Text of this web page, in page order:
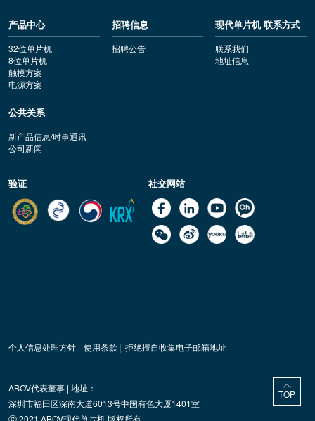
TOP
产品中心
32位单片机
8位单片机
触摸方案
电源方案
招聘信息
招聘公告
现代单片机 联系方式
联系我们
地址信息
公共关系
新产品信息/时事通讯
公司新闻
验证 社交网站
个人信息处理方针| 使用条款 | 拒绝擅自收集电子邮箱地址
ABOV代表董事 | 地址：
深圳市福田区深南大道6013号中国有色大厦1401室
ⓒ 2021 ABOV现代单片机 版权所有